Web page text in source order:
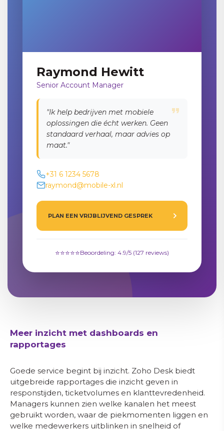
Raymond Hewitt
Senior Account Manager
"Ik help bedrijven met mobiele
oplossingen die écht werken. Geen
standaard verhaal, maar advies op
maat."
+31 6 1234 5678
raymond@mobile-xl.nl
PLAN EEN VRIJBLIJVEND GESPREK
⭐⭐⭐⭐⭐Beoordeling: 4.9/5 (127 reviews)
Meer inzicht met dashboards en
rapportages
Goede service begint bij inzicht. Zoho Desk biedt
uitgebreide rapportages die inzicht geven in
responstijden, ticketvolumes en klanttevredenheid.
Managers kunnen zien welke kanalen het meest
gebruikt worden, waar de piekmomenten liggen en
welke medewerkers uitblinken in snelheid of
Raymond Hewitt
Eigenaar
+31 (0)85 303 13 46